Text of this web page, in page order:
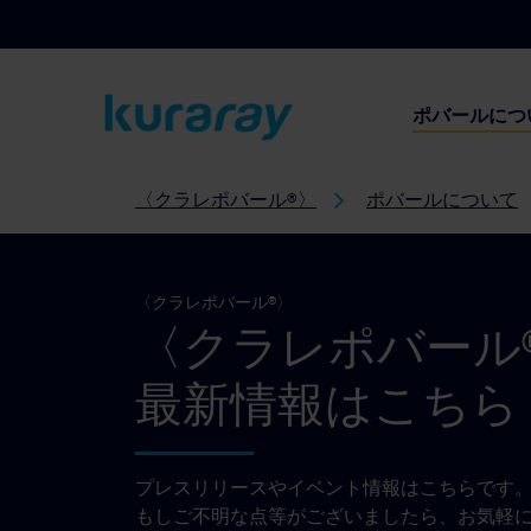
ポバールにつ
〈クラレポバール®〉 ポバールについて
〈クラレポバール®〉
〈クラレポバー
最新情報はこちら
プレスリリースやイベント情報はこちらです。
もしご不明な点等がございましたら、お気軽